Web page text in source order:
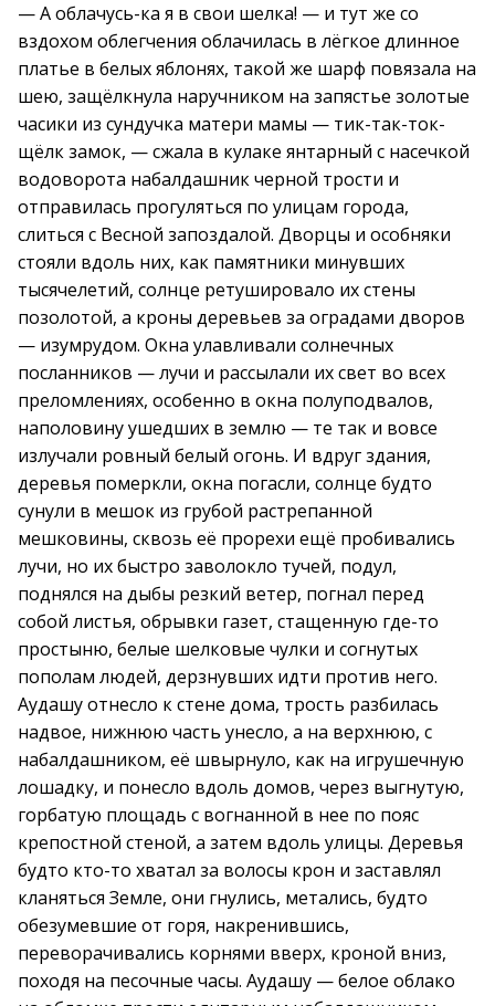
— А облачусь-ка я в свои шелка! — и тут же со
вздохом облегчения облачилась в лёгкое длинное
платье в белых яблонях, такой же шарф повязала на
шею, защёлкнула наручником на запястье золотые
часики из сундучка матери мамы — тик-так-ток-
щёлк замок, — сжала в кулаке янтарный с насечкой
водоворота набалдашник черной трости и
отправилась прогуляться по улицам города,
слиться с Весной запоздалой. Дворцы и особняки
стояли вдоль них, как памятники минувших
тысячелетий, солнце ретушировало их стены
позолотой, а кроны деревьев за оградами дворов
— изумрудом. Окна улавливали солнечных
посланников — лучи и рассылали их свет во всех
преломлениях, особенно в окна полуподвалов,
наполовину ушедших в землю — те так и вовсе
излучали ровный белый огонь. И вдруг здания,
деревья померкли, окна погасли, солнце будто
сунули в мешок из грубой растрепанной
мешковины, сквозь её прорехи ещё пробивались
лучи, но их быстро заволокло тучей, подул,
поднялся на дыбы резкий ветер, погнал перед
собой листья, обрывки газет, стащенную где-то
простыню, белые шелковые чулки и согнутых
пополам людей, дерзнувших идти против него.
Аудашу отнесло к стене дома, трость разбилась
надвое, нижнюю часть унесло, а на верхнюю, с
набалдашником, её швырнуло, как на игрушечную
лошадку, и понесло вдоль домов, через выгнутую,
горбатую площадь с вогнанной в нее по пояс
крепостной стеной, а затем вдоль улицы. Деревья
будто кто-то хватал за волосы крон и заставлял
кланяться Земле, они гнулись, метались, будто
обезумевшие от горя, накренившись,
переворачивались корнями вверх, кроной вниз,
походя на песочные часы. Аудашу — белое облако